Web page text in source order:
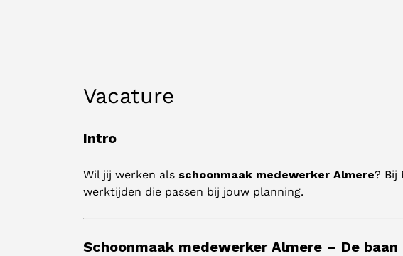
Vacature
Intro
Wil jij werken als schoonmaak medewerker Almere? Bij
werktijden die passen bij jouw planning.
Schoonmaak medewerker Almere – De